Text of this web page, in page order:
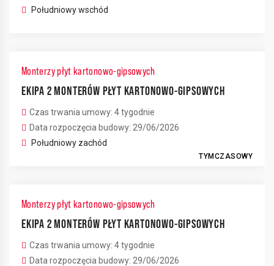
Południowy wschód
Monterzy płyt kartonowo-gipsowych
EKIPA 2 MONTERÓW PŁYT KARTONOWO-GIPSOWYCH
Czas trwania umowy: 4 tygodnie
Data rozpoczęcia budowy: 29/06/2026
Południowy zachód
TYMCZASOWY
Monterzy płyt kartonowo-gipsowych
EKIPA 2 MONTERÓW PŁYT KARTONOWO-GIPSOWYCH
Czas trwania umowy: 4 tygodnie
Data rozpoczęcia budowy: 29/06/2026